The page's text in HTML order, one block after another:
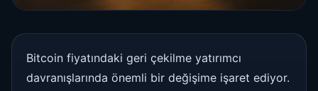
Bitcoin fiyatındaki geri çekilme yatırımcı
davranışlarında önemli bir değişime işaret ediyor.